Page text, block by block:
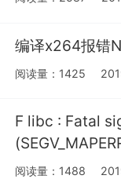
编译x264报错
阅读量：1425
F libc : Fatal
阅读量：1488